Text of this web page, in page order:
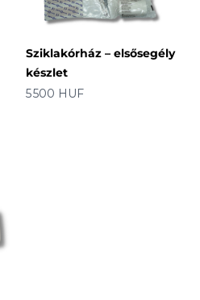
Sziklakórház – elsősegély
készlet
Ár
5 500 HUF